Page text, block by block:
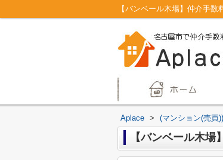
Aplace > (マンション(売買
【バンベール木